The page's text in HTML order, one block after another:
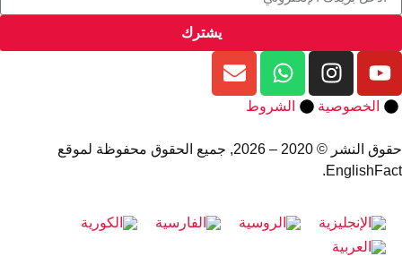
يشترك
الخصوصية الشروط
حقوق النشر © 2020 – 2026, جميع الحقوق محفوظة لموقع
EnglishFact.